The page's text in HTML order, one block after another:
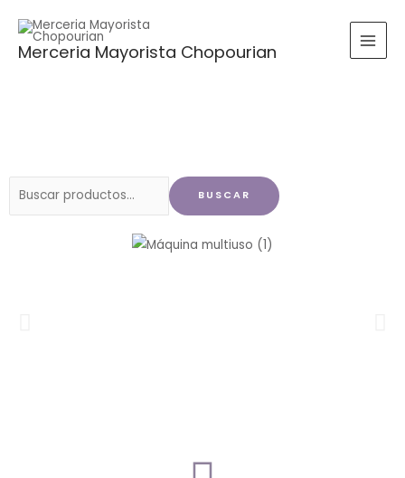
contenido
Merceria Mayorista Chopourian
Buscar
BUSCAR